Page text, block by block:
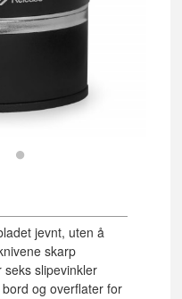
jevnt, uten å
skarp
seks slipevinkler
og overflater for